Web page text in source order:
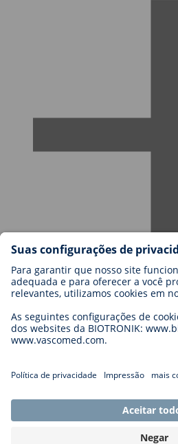
Carreiras na BIOTRONIK
Níveis de carreira
Candidatura
Oportunidades de carreira
Cookie Settings
Legal Disclaimer